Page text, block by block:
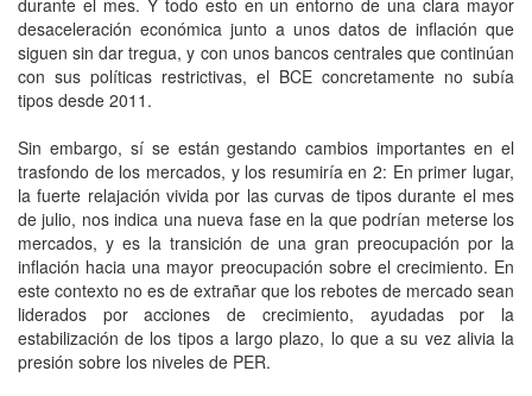
durante el mes. Y todo esto en un entorno de una clara mayor
desaceleración económica junto a unos datos de inflación que
siguen sin dar tregua, y con unos bancos centrales que continúan
con sus políticas restrictivas, el BCE concretamente no subía
tipos desde 2011.
Sin embargo, sí se están gestando cambios importantes en el
trasfondo de los mercados, y los resumiría en 2: En primer lugar,
la fuerte relajación vivida por las curvas de tipos durante el mes
de julio, nos indica una nueva fase en la que podrían meterse los
mercados, y es la transición de una gran preocupación por la
inflación hacia una mayor preocupación sobre el crecimiento. En
este contexto no es de extrañar que los rebotes de mercado sean
liderados por acciones de crecimiento, ayudadas por la
estabilización de los tipos a largo plazo, lo que a su vez alivia la
presión sobre los niveles de PER.